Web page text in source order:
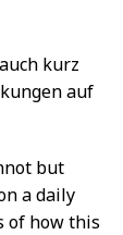
kurz
auf
but
a daily
of how this